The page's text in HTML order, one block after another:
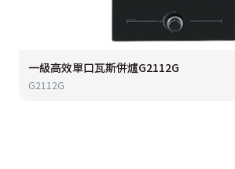
一級高效單口瓦斯併爐G2112G
G2112G